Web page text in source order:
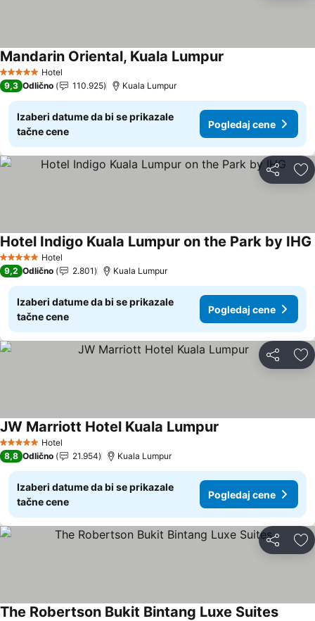
5 ZvezdiceHotel
Mandarin Oriental, Kuala Lumpur
9,3 Odlično 110.925 Kuala Lumpur
Izaberi datume da bi se prikazale
tačne cene
Pogledaj cene
Deli
5 ZvezdiceHotel
Hotel Indigo Kuala Lumpur on the Park by IHG
9,2 Odlično 2.801 Kuala Lumpur
Izaberi datume da bi se prikazale
tačne cene
Pogledaj cene
Deli
5 ZvezdiceHotel
JW Marriott Hotel Kuala Lumpur
8,8 Odlično 21.954 Kuala Lumpur
Izaberi datume da bi se prikazale
tačne cene
Pogledaj cene
Deli
The Robertson Bukit Bintang Luxe Suites